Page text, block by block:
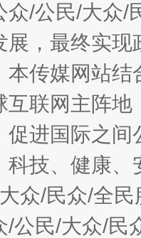
众/公民/大众
展，最终实
本传媒网站
互联网主阵
促进国际之
科技、健康
众/民众/全
/公民/大众/民